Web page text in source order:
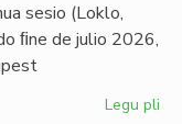
sesio (Loklo,
ﬁne de julio 2026,
Legu pli